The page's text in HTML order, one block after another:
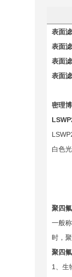
表面
表面
表面
表面
密理
白色
聚四
一般
时，
聚四
1、生